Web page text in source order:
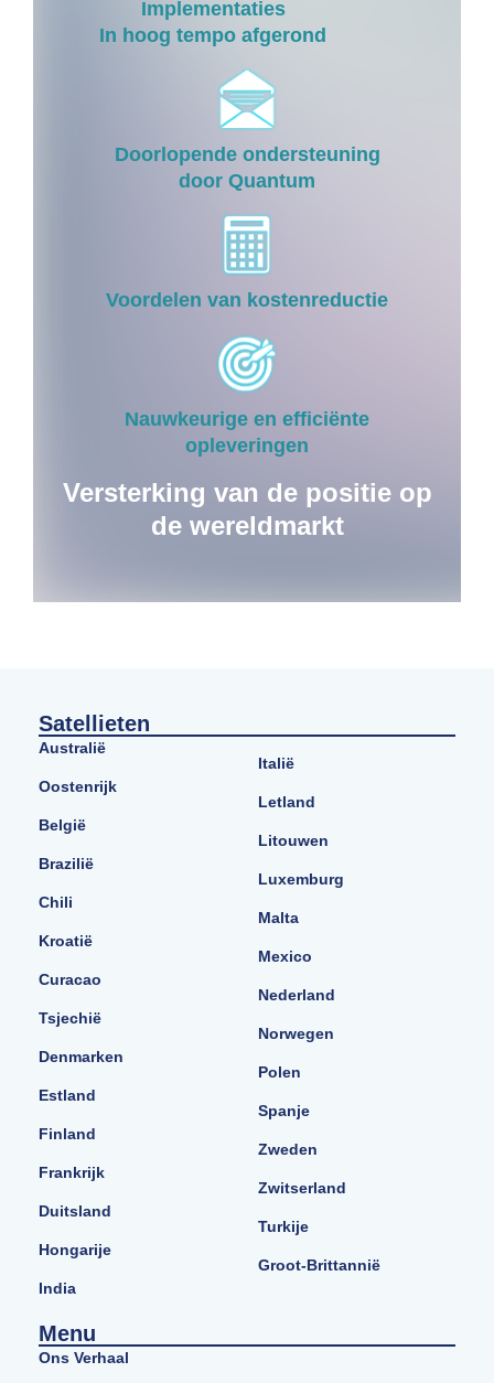
Implementaties
In hoog tempo afgerond
Doorlopende ondersteuning
door Quantum
Voordelen van kostenreductie
Nauwkeurige en efficiënte
opleveringen
Versterking van de positie op
de wereldmarkt
Satellieten
Australië
Oostenrijk
België
Brazilië
Chili
Kroatië
Curacao
Tsjechië
Denmarken
Estland
Finland
Frankrijk
Duitsland
Hongarije
India
Italië
Letland
Litouwen
Luxemburg
Malta
Mexico
Nederland
Norwegen
Polen
Spanje
Zweden
Zwitserland
Turkije
Groot-Brittannië
Menu
Ons Verhaal